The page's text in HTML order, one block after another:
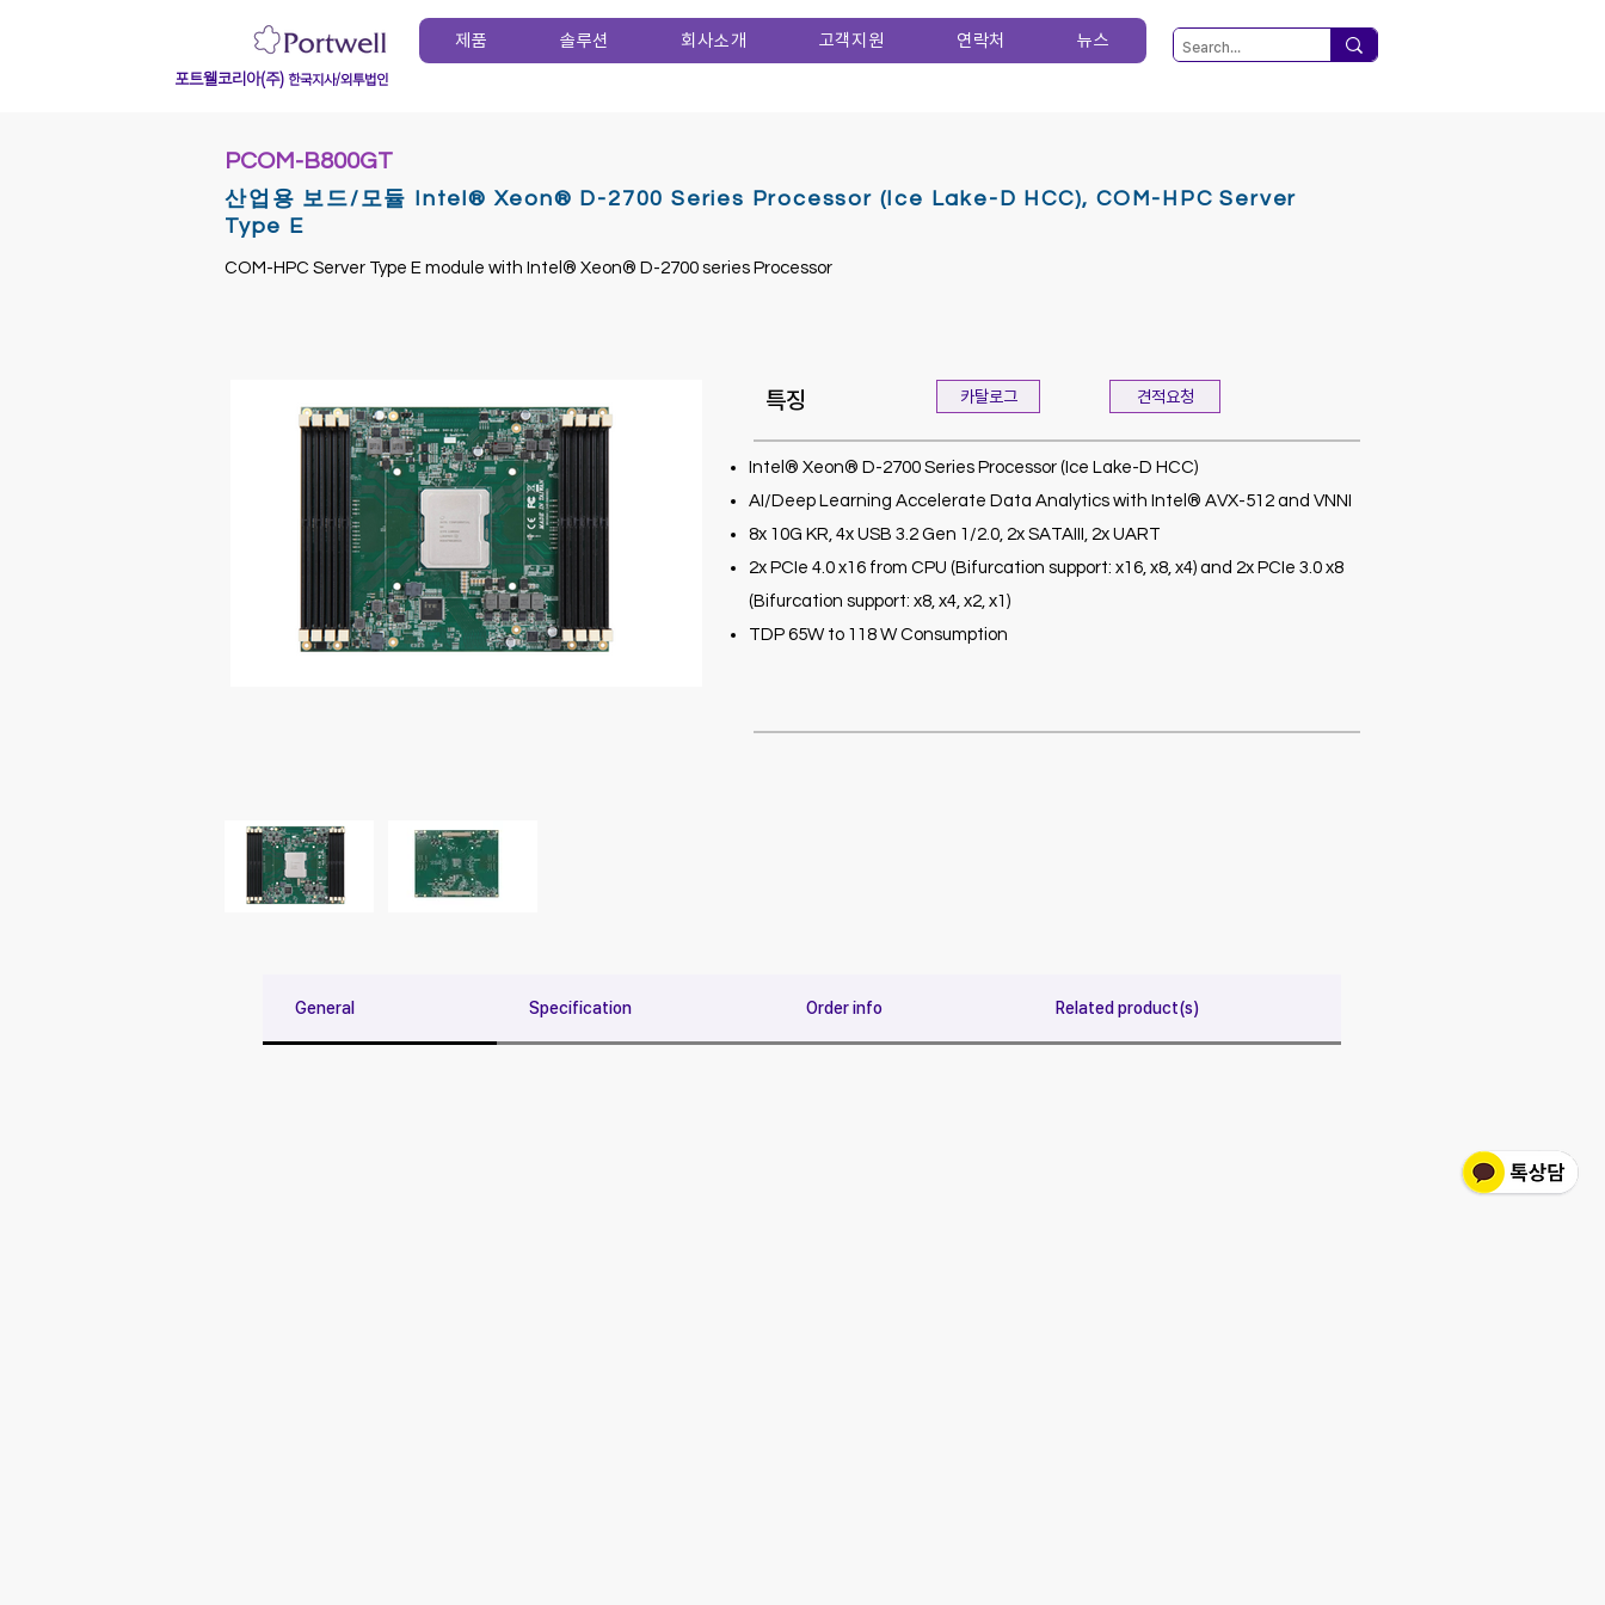
제품 솔루션 회사소개 고객지원 연락처 뉴스
포트웰코리아(주) 한국지사/외투법인
PCOM-B800GT
산업용 보드/모듈 Intel® Xeon® D-2700 Series Processor (Ice Lake-D HCC), COM-HPC Server
Type E
COM-HPC Server Type E module with Intel® Xeon® D-2700 series Processor
특징 카탈로그 견적요청
Intel® Xeon® D-2700 Series Processor (Ice Lake-D HCC)
AI/Deep Learning Accelerate Data Analytics with Intel® AVX-512 and VNNI
8x 10G KR, 4x USB 3.2 Gen 1/2.0, 2x SATAIII, 2x UART
2x PCIe 4.0 x16 from CPU (Bifurcation support: x16, x8, x4) and 2x PCIe 3.0 x8
(Bifurcation support: x8, x4, x2, x1)
TDP 65W to 118 W Consumption
General Specification Order info Related product(s)